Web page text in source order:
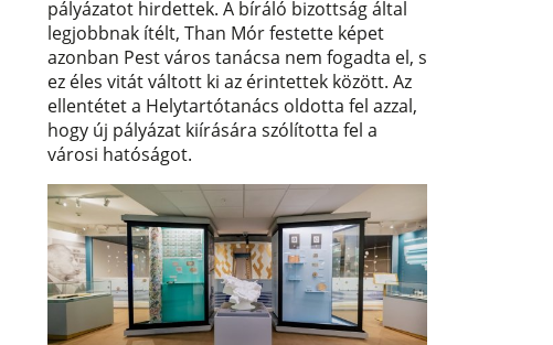
pályázatot hirdettek. A bíráló bizottság által
legjobbnak ítélt, Than Mór festette képet
azonban Pest város tanácsa nem fogadta el, s
ez éles vitát váltott ki az érintettek között. Az
ellentétet a Helytartótanács oldotta fel azzal,
hogy új pályázat kiírására szólította fel a
városi hatóságot.